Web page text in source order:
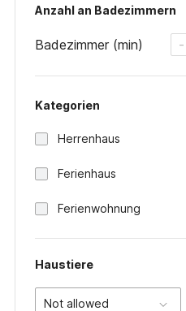
Anzahl an Badezimmern
Badezimmer (min) -
Kategorien
Herrenhaus
Ferienhaus
Ferienwohnung
Haustiere
Not allowed